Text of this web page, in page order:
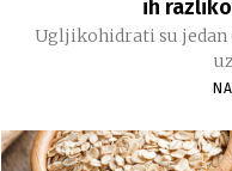
ih
Ugljikohidrati su